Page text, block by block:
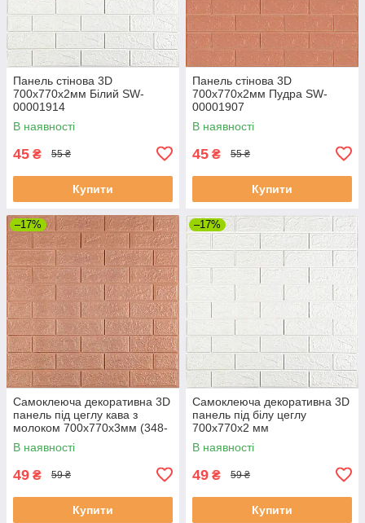
Панель стінова 3D
700х770х2мм Білий SW-
00001914
В наявності
45 ₴ 55 ₴
Купити
Панель стінова 3D
700х770х2мм Пудра SW-
00001907
В наявності
45 ₴ 55 ₴
Купити
–17%
Самоклеюча декоративна 3D
панель під цеглу кава з
молоком 700x770x3мм (348-
2)
В наявності
49 ₴ 59 ₴
Купити
–17%
Самоклеюча декоративна 3D
панель під білу цеглу
700x770x2 мм
В наявності
49 ₴ 59 ₴
Купити